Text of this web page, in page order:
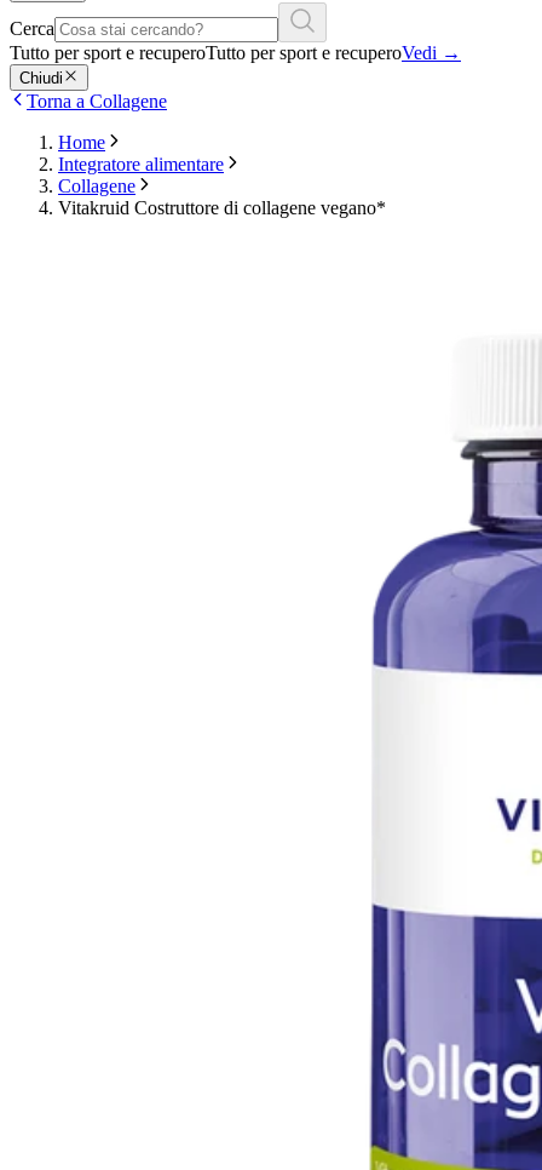
Cerca
Tutto per sport e recuperoTutto per sport e recuperoVedi →
Chiudi
Torna a Collagene
Home
Integratore alimentare
Collagene
Vitakruid Costruttore di collagene vegano*